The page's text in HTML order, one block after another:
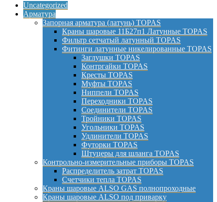
Uncategorized
Арматура
Запорная арматура (латунь) TOPAS
Краны шаровые 11Б27п1 Латунные TOPAS
Фильтр сетчатый латунный TOPAS
Фитинги латунные никелированные TOPAS
Заглушки TOPAS
Контргайки TOPAS
Кресты TOPAS
Муфты TOPAS
Ниппели TOPAS
Переходники TOPAS
Соединители TOPAS
Тройники TOPAS
Угольники TOPAS
Удлинители TOPAS
Футорки TOPAS
Штуцеры для шланга TOPAS
Контрольно-измерительные приборы TOPAS
Распределитель затрат TOPAS
Счетчики тепла TOPAS
Краны шаровые ALSO GAS полнопроходные
Краны шаровые ALSO под приварку